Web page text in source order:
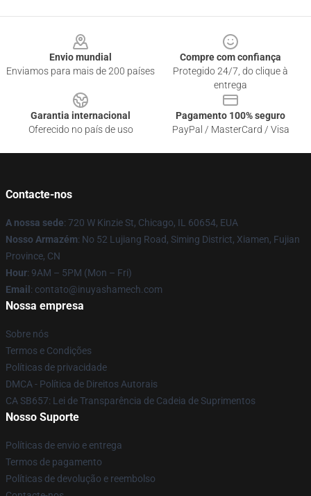
Envio mundial
Enviamos para mais de 200 países
Compre com confiança
Protegido 24/7, do clique à
entrega
Garantia internacional
Oferecido no país de uso
Pagamento 100% seguro
PayPal / MasterCard / Visa
Contacte-nos
A nossa sede: 720 W Kinzie St, Chicago, IL 60654, EUA
Nosso Armazém: No 52 Lujiang Road, Siming District, Xiamen, Fujian
Province, CN
Hour: 9AM – 5PM (Mon – Fri)
Email : contato@inuyashamech.com
Nossa empresa
Sobre nós
Termos e Condições
Políticas de privacidade
DMCA - Política de Direitos Autorais
CA SB657: Lei de Transparência de Cadeia de Suprimentos
Nosso Suporte
Políticas de envio e entrega
Termos de pagamento
Políticas de devolução e reembolso